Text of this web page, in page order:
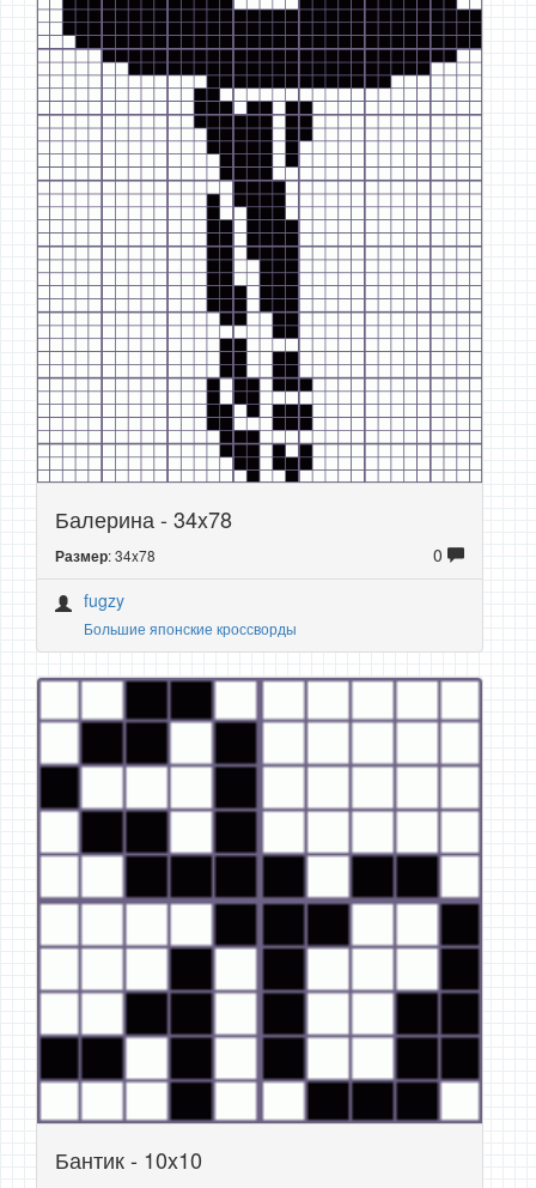
Балерина - 34x78
Размер: 34x78
0
fugzy
Большие японские кроссворды
Бантик - 10x10